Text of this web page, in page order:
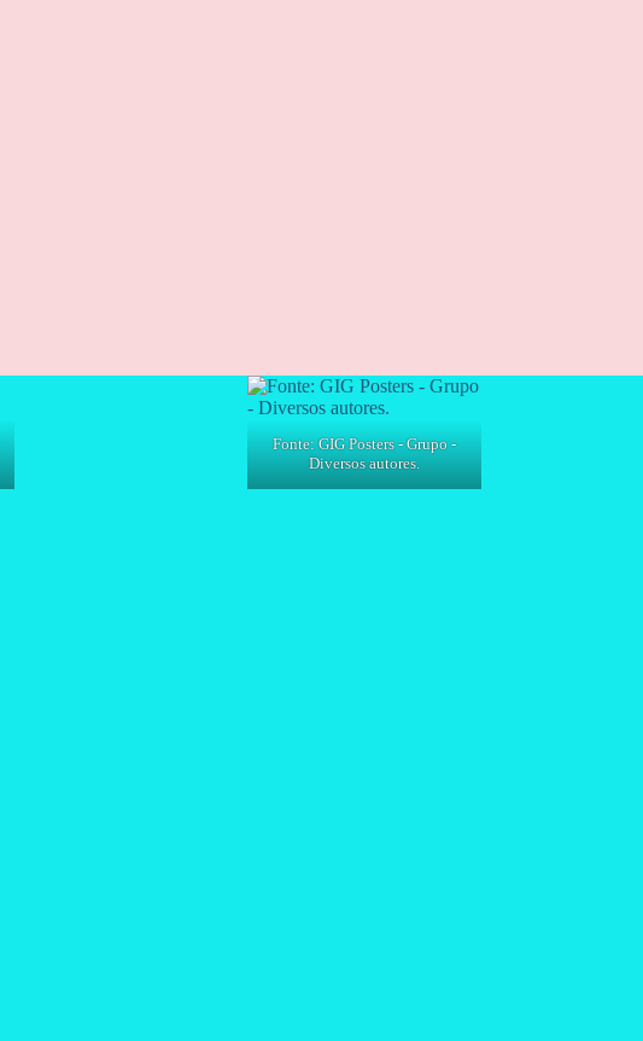
Fonte: GIG Posters - Grupo -
Diversos autores.